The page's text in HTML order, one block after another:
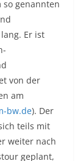
genannten
Er ist
von der
am
bw.de). Der
teils mit
weiter nach
geplant,